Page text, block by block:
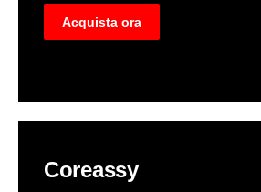
Acquista ora
Coreassy